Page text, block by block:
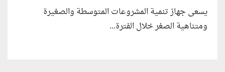
يسعى جهاز تنمية المشروعات المتوسطة والصغيرة
ومتناهية الصغر خلال الفترة...